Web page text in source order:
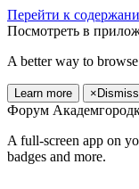
Перейти к
Посмотреть в
A better way to
Learn more × Dismiss
Форум
A full-screen app on
badges and more.